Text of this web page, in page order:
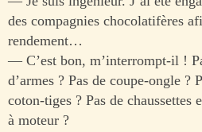
des compagnies chocolatifères
rendement…
— C’est bon, m’interrompt-il !
d’armes ? Pas de coupe-ongle ?
coton-tiges ? Pas de chaussettes
à moteur ?